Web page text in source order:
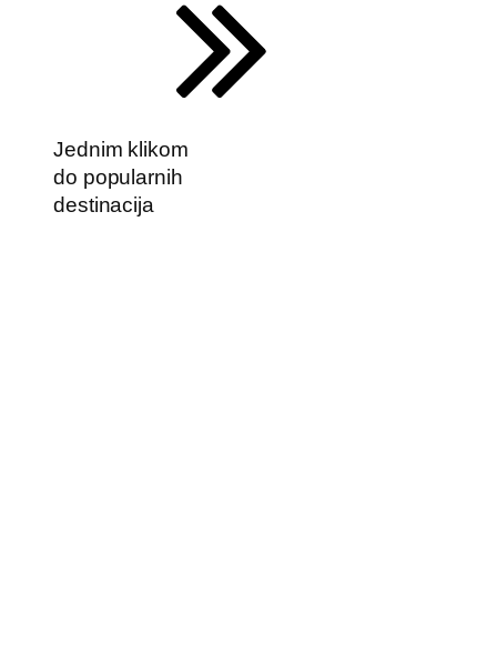
Jednim klikom
do popularnih
destinacija